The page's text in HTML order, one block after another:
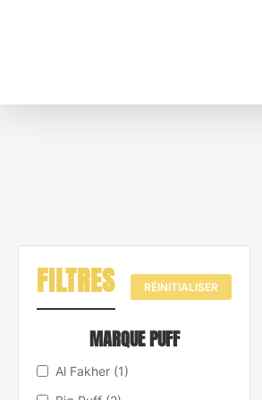
FILTRES RÉINITIALISER
MARQUE PUFF
Al Fakher (1)